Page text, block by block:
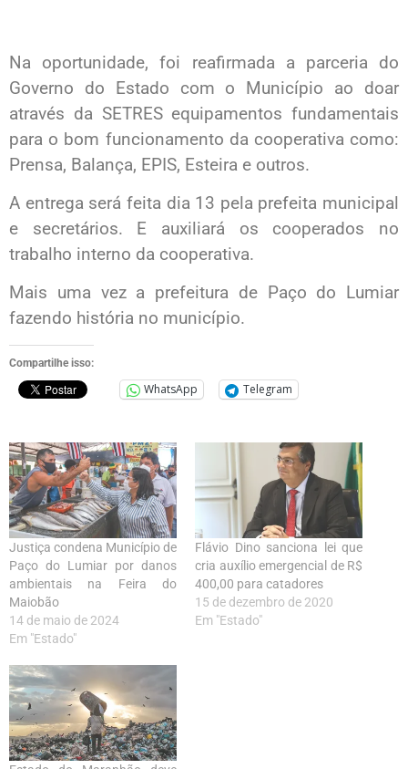
Na oportunidade, foi reafirmada a parceria do
Governo do Estado com o Município ao doar
através da SETRES equipamentos fundamentais
para o bom funcionamento da cooperativa como:
Prensa, Balança, EPIS, Esteira e outros.
A entrega será feita dia 13 pela prefeita municipal
e secretários. E auxiliará os cooperados no
trabalho interno da cooperativa.
Mais uma vez a prefeitura de Paço do Lumiar
fazendo história no município.
Compartilhe isso:
WhatsApp Telegram
Justiça condena Município de
Paço do Lumiar por danos
ambientais na Feira do
Maiobão
14 de maio de 2024
Em "Estado"
Flávio Dino sanciona lei que
cria auxílio emergencial de R$
400,00 para catadores
15 de dezembro de 2020
Em "Estado"